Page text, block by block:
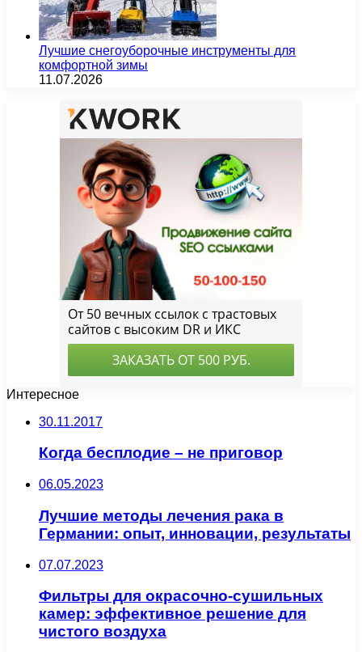
Лучшие снегоуборочные инструменты для
комфортной зимы
11.07.2026
Интересное
30.11.2017
Когда бесплодие – не приговор
06.05.2023
Лучшие методы лечения рака в
Германии: опыт, инновации, результаты
07.07.2023
Фильтры для окрасочно-сушильных
камер: эффективное решение для
чистого воздуха